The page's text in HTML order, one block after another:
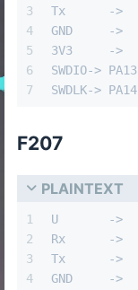
3
4
5
6
7
SWDIO->	PA13
SWDLK->	PA14
F207
PLAINTEXT
1
2
3
4